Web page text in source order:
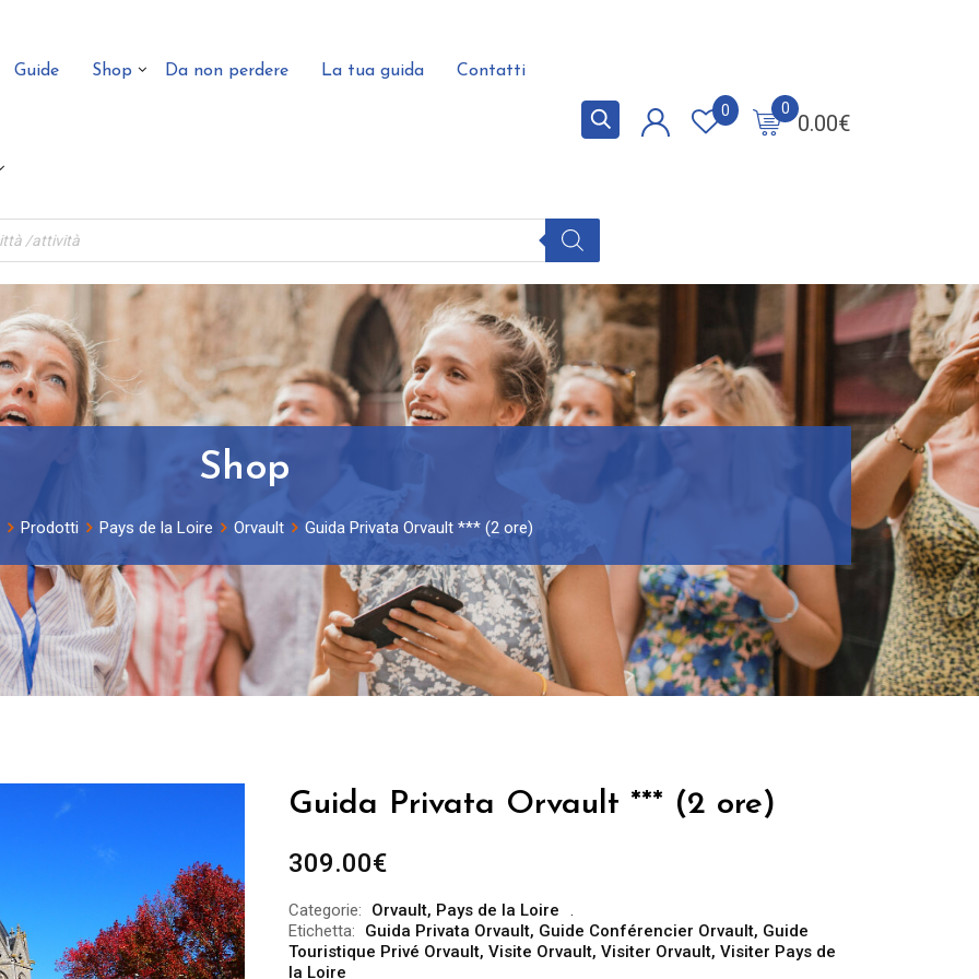
Guide Shop Da non perdere La tua guida Contatti
0.00€
0
0
Shop
Prodotti Pays de la Loire Orvault Guida Privata Orvault *** (2 ore)
Guida Privata Orvault *** (2 ore)
309.00€
Categorie: Orvault, Pays de la Loire
Etichetta:
Guida Privata Orvault, Guide Conférencier Orvault, Guide
Touristique Privé Orvault, Visite Orvault, Visiter Orvault, Visiter Pays de
la Loire